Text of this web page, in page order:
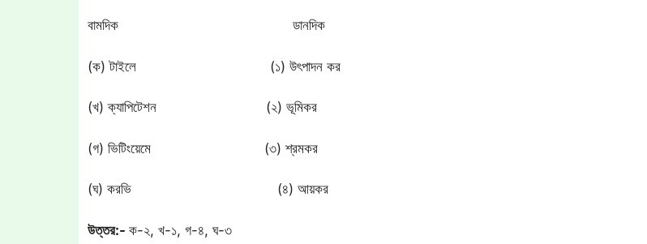
বামদিক ডানদিক
(ক) টাইলে (১) উৎপাদন কর
(খ) ক্যাপিটেশন (২) ভূমিকর
(গ) ভিটিংয়েমে (৩) শ্রমকর
(ঘ) করভি (৪) আয়কর
উত্তর:- ক-২, খ-১, গ-৪, ঘ-৩